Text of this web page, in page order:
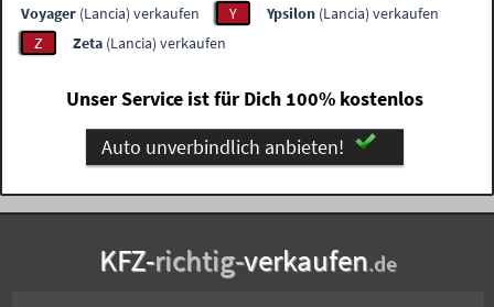
Voyager (Lancia) verkaufen Y Ypsilon (Lancia) verkaufen
Z
Zeta (Lancia) verkaufen
Unser Service ist für Dich 100% kostenlos
Auto unverbindlich anbieten!
KFZ-richtig-verkaufen.de